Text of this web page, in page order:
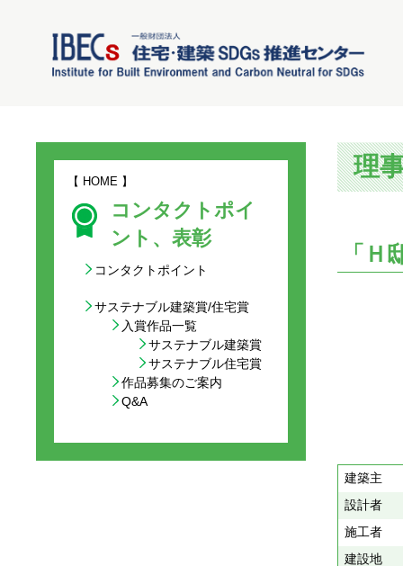
【 HOME 】
コンタクトポイ
ント、表彰
コンタクトポイント
サステナブル建築賞/住宅賞
入賞作品一覧
サステナブル建築賞
サステナブル住宅賞
作品募集のご案内
Q&A
理
「Ｈ
建築主
設計者
施工者
建設地